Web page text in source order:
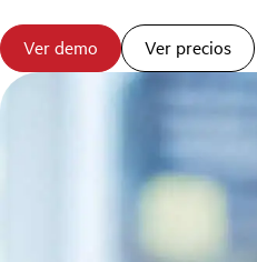
Ver demo Ver precios